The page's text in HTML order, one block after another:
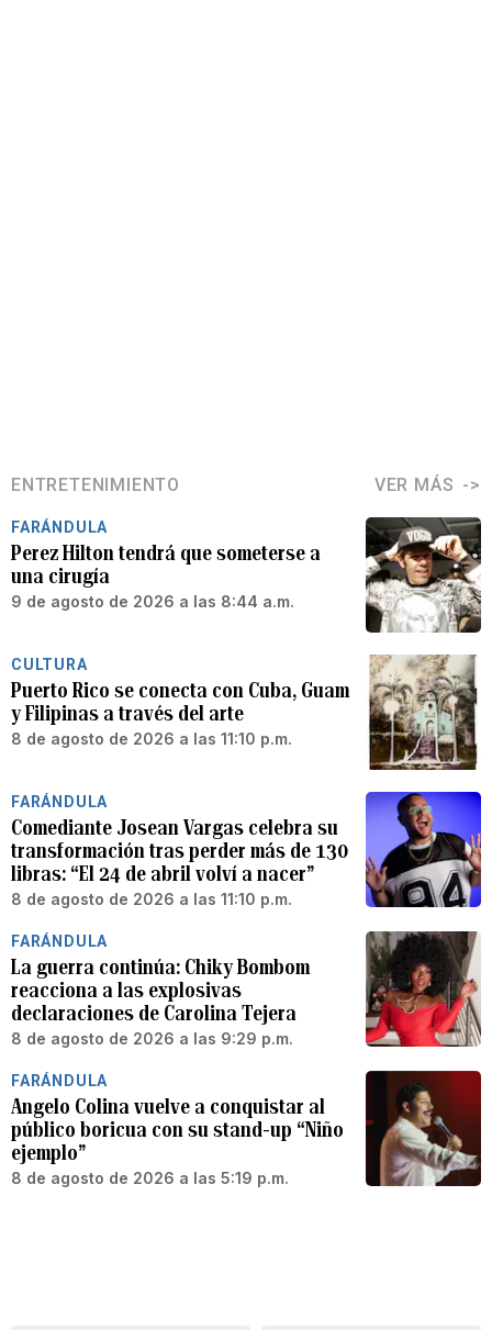
ENTRETENIMIENTO VER MÁS
FARÁNDULA
Perez Hilton tendrá que someterse a
una cirugía
9 de agosto de 2026 a las 8:44 a.m.
CULTURA
Puerto Rico se conecta con Cuba, Guam
y Filipinas a través del arte
8 de agosto de 2026 a las 11:10 p.m.
FARÁNDULA
Comediante Josean Vargas celebra su
transformación tras perder más de 130
libras: “El 24 de abril volví a nacer”
8 de agosto de 2026 a las 11:10 p.m.
FARÁNDULA
La guerra continúa: Chiky Bombom
reacciona a las explosivas
declaraciones de Carolina Tejera
8 de agosto de 2026 a las 9:29 p.m.
FARÁNDULA
Angelo Colina vuelve a conquistar al
público boricua con su stand-up “Niño
ejemplo”
8 de agosto de 2026 a las 5:19 p.m.